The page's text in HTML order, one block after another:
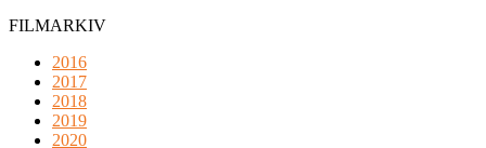
FILMARKIV
2016
2017
2018
2019
2020